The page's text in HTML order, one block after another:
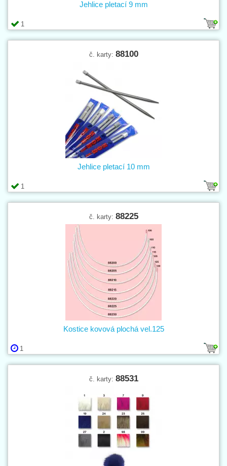
1
Jehlice pletací 9 mm
č. karty: 88100
1
Jehlice pletací 10 mm
č. karty: 88225
1
Kostice kovová plochá vel.125
č. karty: 88531